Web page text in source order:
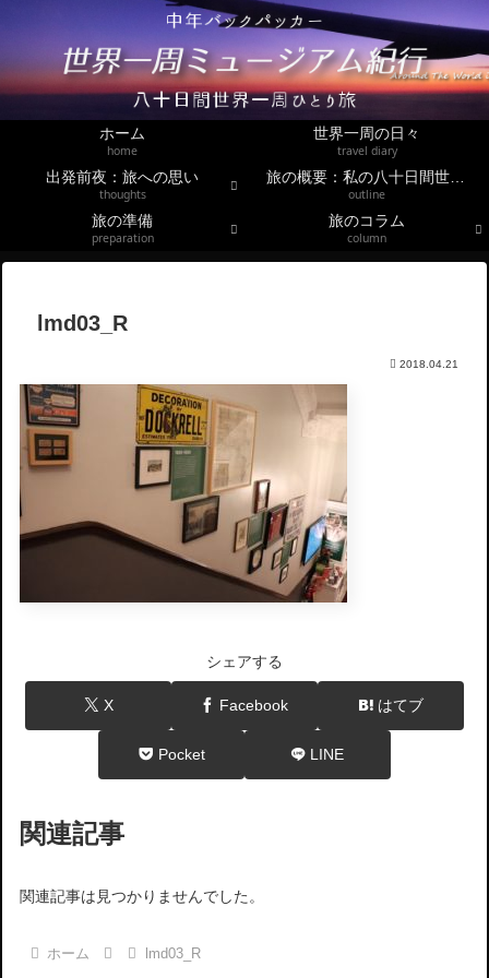
ホーム
home
世界一周の日々
travel diary
出発前夜：旅への思い
thoughts
旅の概要：私の八十日間世界一周
outline
旅の準備
preparation
旅のコラム
column
lmd03_R
2018.04.21
シェアする
X Facebook はてブ
Pocket LINE
関連記事
関連記事は見つかりませんでした。
ホーム lmd03_R